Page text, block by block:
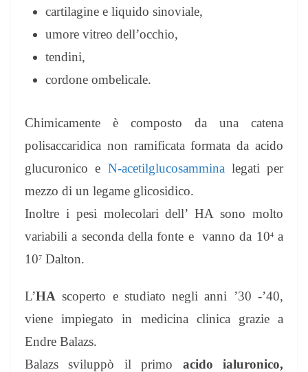
cartilagine e liquido sinoviale,
umore vitreo dell’occhio,
tendini,
cordone ombelicale.
Chimicamente è composto da una catena
polisaccaridica non ramificata formata da acido
glucuronico e N-acetilglucosammina legati per
mezzo di un legame glicosidico.
Inoltre i pesi molecolari dell’ HA sono molto
variabili a seconda della fonte e vanno da 104a
107 Dalton.
L’HA scoperto e studiato negli anni ’30 -’40,
viene impiegato in medicina clinica grazie a
Endre Balazs.
Balazs sviluppò il primo acido ialuronico,